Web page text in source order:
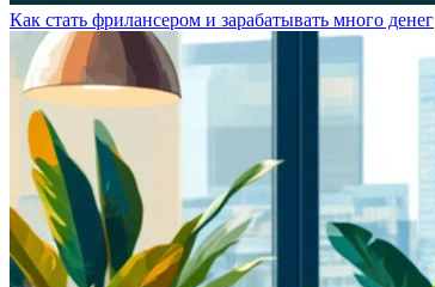
Как стать фрилансером и зарабатывать много денег